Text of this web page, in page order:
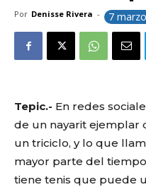
Por Denisse Rivera - 7
Tepic.- En redes
de un nayarit ejemplar
un triciclo, y lo que
mayor parte del
tiene tenis que puede